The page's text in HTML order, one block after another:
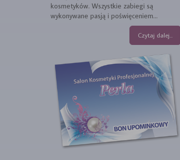
kosmetyków. Wszystkie zabiegi są
wykonywane pasją i poświęceniem...
Czytaj dalej...